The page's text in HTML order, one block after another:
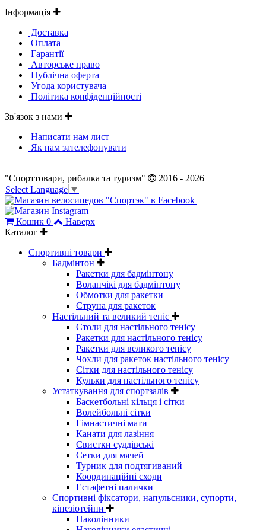
Інформація
Доставка
Оплата
Гарантії
Авторське право
Публічна оферта
Угода користувача
Політика конфіденційності
Зв'язок з нами
Написати нам лист
Як нам зателефонувати
"Спорттовари, рибалка та туризм"
2016 - 2026
Select Language ▼
Кошик 0
Наверх
Каталог
Спортивні товари
Бадмінтон
Ракетки для бадмінтону
Воланчікі для бадмінтону
Обмотки для ракетки
Струна для ракеток
Настільний та великий теніс
Столи для настільного тенісу
Ракетки для настільного тенісу
Ракетки для великого тенісу
Чохли для ракеток настільного тенісу
Сітки для настільного тенісу
Кульки для настільного тенісу
Устаткування для спортзалів
Баскетбольні кільця і сітки
Волейбольні сітки
Гімнастичні мати
Канати для лазіння
Свистки суддівські
Сетки для мячей
Турник для подтягиваний
Координаційні сходи
Естафетні палички
Спортивні фіксатори, напульсники, супорти,
кінезіотейпи
Наколінники